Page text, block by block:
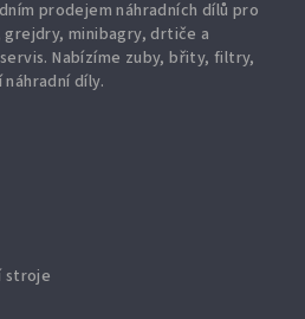
prodejem náhradních dílů pro
minibagry, drtiče a
Nabízíme zuby,břity,filtry,
díly.
stroje